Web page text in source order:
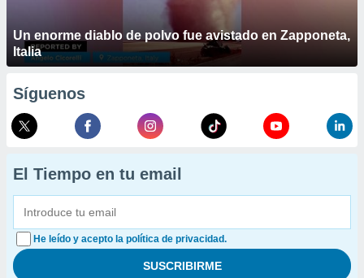
Un enorme diablo de polvo fue avistado en Zapponeta,
Italia
Síguenos
El Tiempo en tu email
He leído y acepto la política de privacidad.